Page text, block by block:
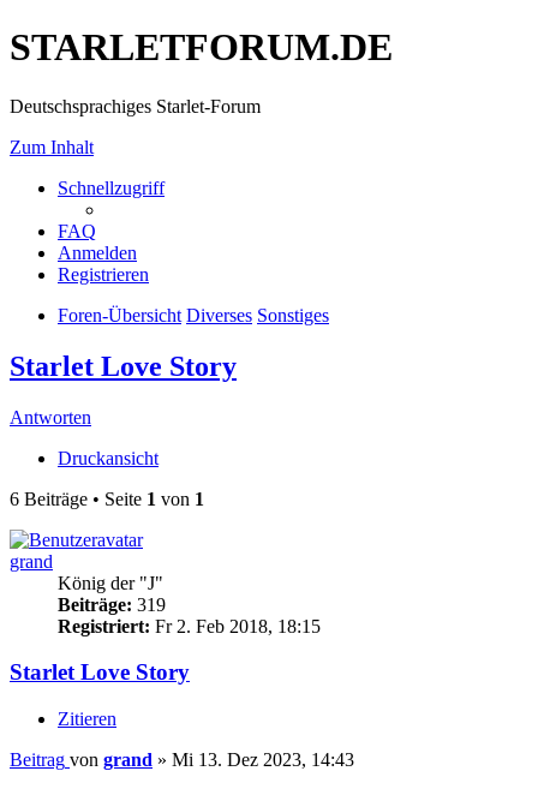
STARLETFORUM.DE
Deutschsprachiges Starlet-Forum
Zum Inhalt
Schnellzugriff
FAQ
Anmelden
Registrieren
Foren-Übersicht Diverses Sonstiges
Starlet Love Story
Antworten
Druckansicht
6 Beiträge • Seite 1 von 1
grand
König der "J"
Beiträge: 319
Registriert: Fr 2. Feb 2018, 18:15
Starlet Love Story
Zitieren
Beitrag von grand » Mi 13. Dez 2023, 14:43